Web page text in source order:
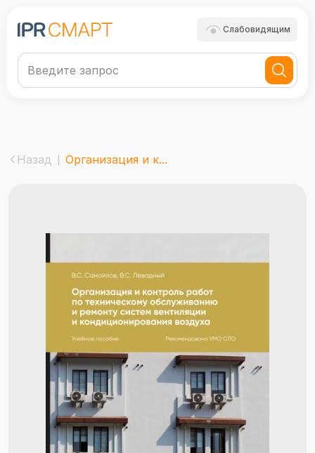
Слабовидящим
Назад Организация и к...